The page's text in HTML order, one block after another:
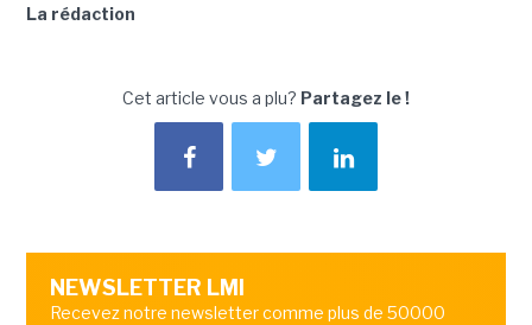
La rédaction
Cet article vous a plu? Partagez le !
NEWSLETTER LMI
Recevez notre newsletter comme plus de 50000